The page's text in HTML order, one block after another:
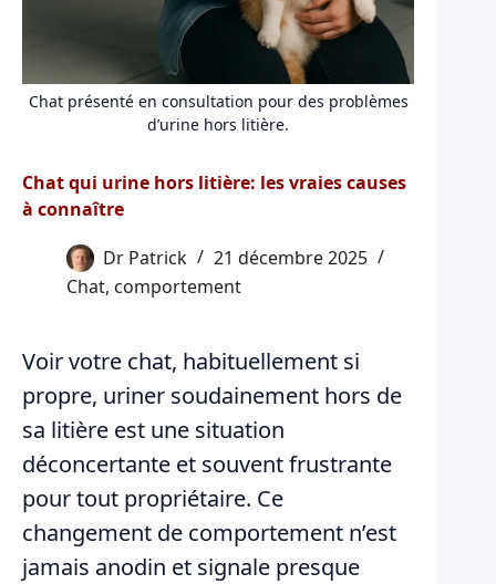
Chat présenté en consultation pour des problèmes
d’urine hors litière.
Chat qui urine hors litière: les vraies causes
à connaître
Dr Patrick
21 décembre 2025
Chat, comportement
Voir votre chat, habituellement si
propre, uriner soudainement hors de
sa litière est une situation
déconcertante et souvent frustrante
pour tout propriétaire. Ce
changement de comportement n’est
jamais anodin et signale presque